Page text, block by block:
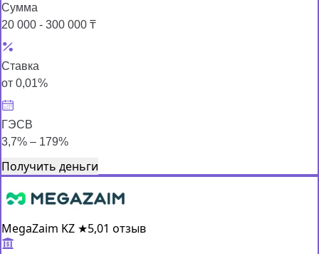
Сумма
20 000 - 300 000 ₸
Ставка
от 0,01%
ГЭСВ
3,7% – 179%
Получить деньги
MegaZaim KZ ★5,01 отзыв